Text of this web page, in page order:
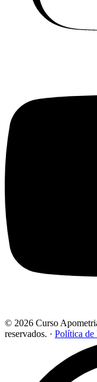
© 2026 Curso
reservados. · Política de